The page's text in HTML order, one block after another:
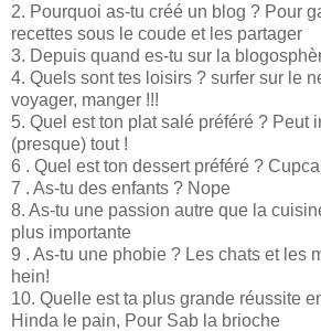
2. Pourquoi as-tu créé un blog ? Pour
recettes sous le coude et les partager
3. Depuis quand es-tu sur la
4. Quels sont tes loisirs ? surfer sur le
voyager, manger !!!
5. Quel est ton plat salé préféré ? Peut
(presque) tout !
6 . Quel est ton dessert préféré ?
7 . As-tu des enfants ? Nope
8. As-tu une passion autre que la
plus importante
9 . As-tu une phobie ? Les chats et les
hein!
10. Quelle est ta plus grande réussite
Hinda le pain, Pour Sab la brioche